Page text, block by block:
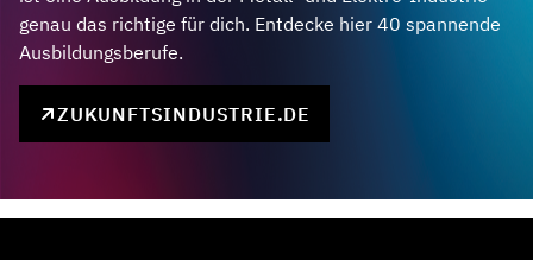
genau das richtige für dich. Entdecke hier 40 spannende
Ausbildungsberufe.
ZUKUNFTSINDUSTRIE.DE